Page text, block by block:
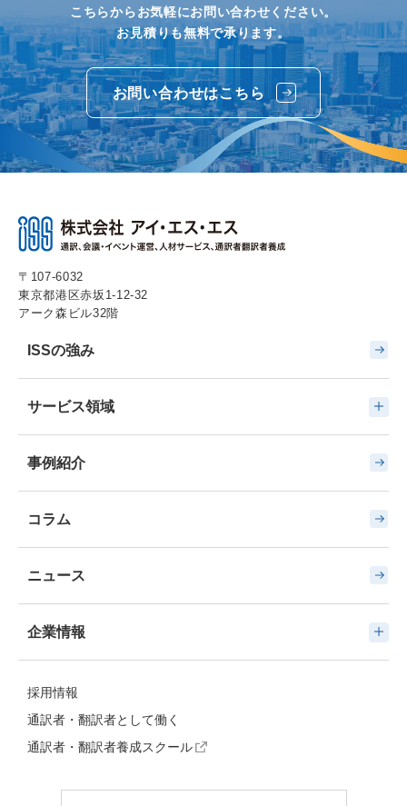
こちらからお気軽にお問い合わせください。
お見積りも無料で承ります。
お問い合わせはこちら
〒107-6032
東京都港区赤坂1-12-32
アーク森ビル32階
ISSの強み
サービス領域
事例紹介
コラム
ニュース
企業情報
採用情報
通訳者・翻訳者として働く
通訳者・翻訳者養成スクール